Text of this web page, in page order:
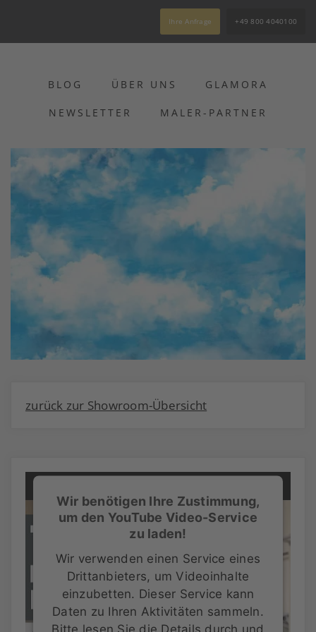
Ihre Anfrage +49 800 4040100
BLOG ÜBER UNS GLAMORA
NEWSLETTER MALER-PARTNER
zurück zur Showroom-Übersicht
Wir benötigen Ihre Zustimmung,
um den YouTube Video-Service
zu laden!
Wir verwenden einen Service eines
Drittanbieters, um Videoinhalte
einzubetten. Dieser Service kann
Daten zu Ihren Aktivitäten sammeln.
Bitte lesen Sie die Details durch und